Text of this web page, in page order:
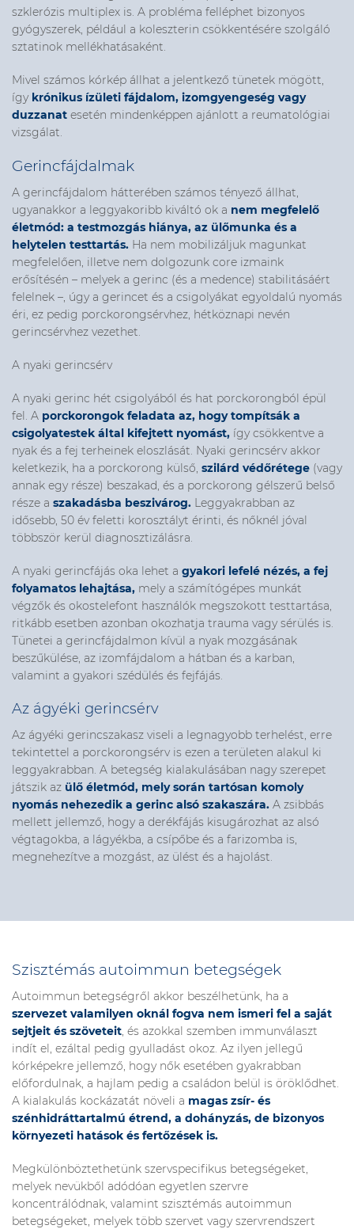
szklerózis multiplex is. A probléma felléphet bizonyos
gyógyszerek, például a koleszterin csökkentésére szolgáló
sztatinok mellékhatásaként.
Mivel számos kórkép állhat a jelentkező tünetek mögött,
így krónikus ízületi fájdalom, izomgyengeség vagy
duzzanat esetén mindenképpen ajánlott a reumatológiai
vizsgálat.
Gerincfájdalmak
A gerincfájdalom hátterében számos tényező állhat,
ugyanakkor a leggyakoribb kiváltó ok a nem megfelelő
életmód: a testmozgás hiánya, az ülőmunka és a
helytelen testtartás. Ha nem mobilizáljuk magunkat
megfelelően, illetve nem dolgozunk core izmaink
erősítésén – melyek a gerinc (és a medence) stabilitásáért
felelnek –, úgy a gerincet és a csigolyákat egyoldalú nyomás
éri, ez pedig porckorongsérvhez, hétköznapi nevén
gerincsérvhez vezethet.
A nyaki gerincsérv
A nyaki gerinc hét csigolyából és hat porckorongból épül
fel. A porckorongok feladata az, hogy tompítsák a
csigolyatestek által kifejtett nyomást, így csökkentve a
nyak és a fej terheinek eloszlását. Nyaki gerincsérv akkor
keletkezik, ha a porckorong külső, szilárd védőrétege (vagy
annak egy része) beszakad, és a porckorong gélszerű belső
része a szakadásba beszivárog. Leggyakrabban az
idősebb, 50 év feletti korosztályt érinti, és nőknél jóval
többször kerül diagnosztizálásra.
A nyaki gerincfájás oka lehet a gyakori lefelé nézés, a fej
folyamatos lehajtása, mely a számítógépes munkát
végzők és okostelefont használók megszokott testtartása,
ritkább esetben azonban okozhatja trauma vagy sérülés is.
Tünetei a gerincfájdalmon kívül a nyak mozgásának
beszűkülése, az izomfájdalom a hátban és a karban,
valamint a gyakori szédülés és fejfájás.
Az ágyéki gerincsérv
Az ágyéki gerincszakasz viseli a legnagyobb terhelést, erre
tekintettel a porckorongsérv is ezen a területen alakul ki
leggyakrabban. A betegség kialakulásában nagy szerepet
játszik az ülő életmód, mely során tartósan komoly
nyomás nehezedik a gerinc alsó szakaszára. A zsibbás
mellett jellemző, hogy a derékfájás kisugározhat az alsó
végtagokba, a lágyékba, a csípőbe és a farizomba is,
megnehezítve a mozgást, az ülést és a hajolást.
Szisztémás autoimmun betegségek
Autoimmun betegségről akkor beszélhetünk, ha a
szervezet valamilyen oknál fogva nem ismeri fel a saját
sejtjeit és szöveteit, és azokkal szemben immunválaszt
indít el, ezáltal pedig gyulladást okoz. Az ilyen jellegű
kórképekre jellemző, hogy nők esetében gyakrabban
előfordulnak, a hajlam pedig a családon belül is öröklődhet.
A kialakulás kockázatát növeli a magas zsír- és
szénhidráttartalmú étrend, a dohányzás, de bizonyos
környezeti hatások és fertőzések is.
Megkülönböztethetünk szervspecifikus betegségeket,
melyek nevükből adódóan egyetlen szervre
koncentrálódnak, valamint szisztémás autoimmun
betegségeket, melyek több szervet vagy szervrendszert